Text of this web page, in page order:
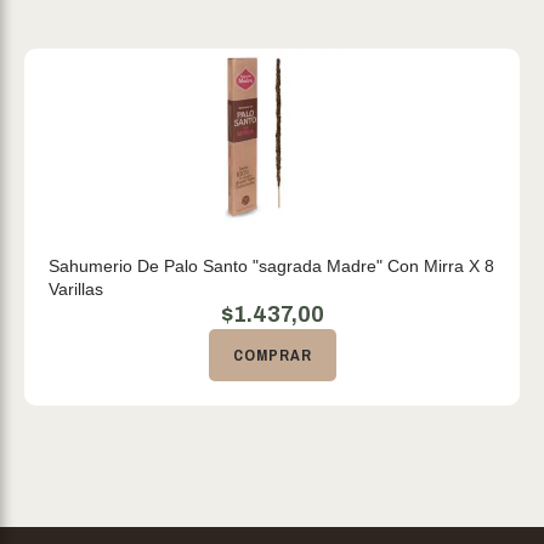
Sahumerio De Palo Santo "sagrada Madre" Con Mirra X 8
Varillas
$1.437,00
COMPRAR